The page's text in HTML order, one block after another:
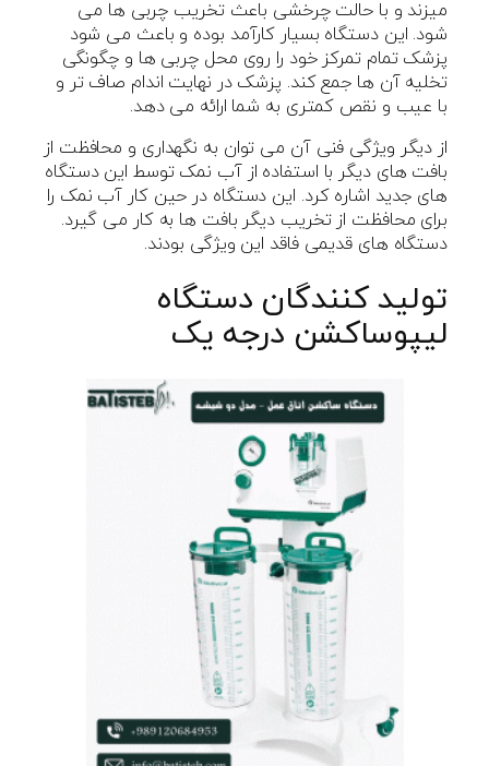
میزند و با حالت چرخشی باعث تخریب چربی ها می
شود. این دستگاه بسیار کارآمد بوده و باعث می شود
پزشک تمام تمرکز خود را روی محل چربی ها و چگونگی
تخلیه آن ها جمع کند. پزشک در نهایت اندام صاف تر و
با عیب و نقص کمتری به شما ارائه می دهد.
از دیگر ویژگی فنی آن می توان به نگهداری و محافظت از
بافت های دیگر با استفاده از آب نمک توسط این دستگاه
های جدید اشاره کرد. این دستگاه در حین کار آب نمک را
برای محافظت از تخریب دیگر بافت ها به کار می گیرد.
دستگاه های قدیمی فاقد این ویژگی بودند.
تولید کنندگان دستگاه
لیپوساکشن درجه یک